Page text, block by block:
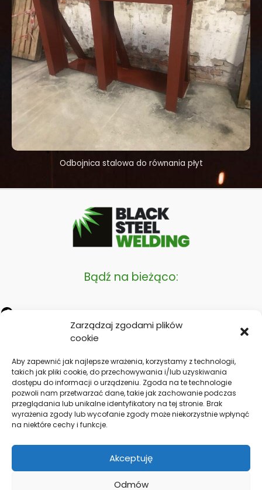
Zarządzaj zgodami plików
cookie
Aby zapewnić jak najlepsze wrażenia, korzystamy z technologii,
takich jak pliki cookie, do przechowywania i/lub uzyskiwania
dostępu do informacji o urządzeniu. Zgoda na te technologie
pozwoli nam przetwarzać dane, takie jak zachowanie podczas
przeglądania lub unikalne identyfikatory na tej stronie. Brak
wyrażenia zgody lub wycofanie zgody może niekorzystnie wpłynąć
na niektóre cechy i funkcje.
Akceptuję
Odmów
Odbojnica stalowa do równania płyt
Bądź na bieżąco:
Polityka prywatności
Polityka cookies UE
Nasze dane:
Blacksteelwelding Sp. z o. o.
Koźliki 21